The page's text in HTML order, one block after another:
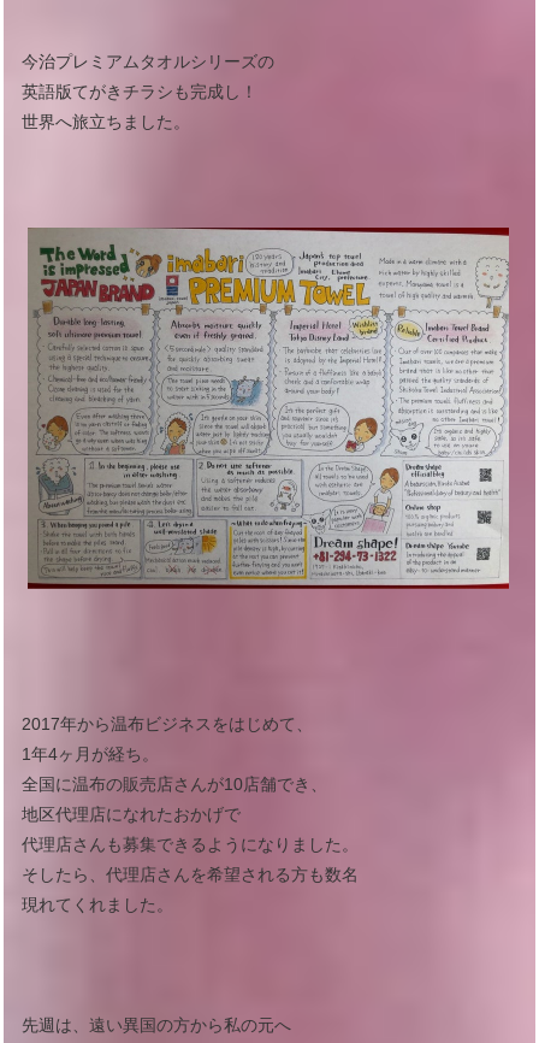
今治プレミアムタオルシリーズの
英語版てがきチラシも完成し！
世界へ旅立ちました。
2017年から温布ビジネスをはじめて、
1年4ヶ月が経ち。
全国に温布の販売店さんが10店舗でき、
地区代理店になれたおかげで
代理店さんも募集できるようになりました。
そしたら、代理店さんを希望される方も数名
現れてくれました。
先週は、遠い異国の方から私の元へ